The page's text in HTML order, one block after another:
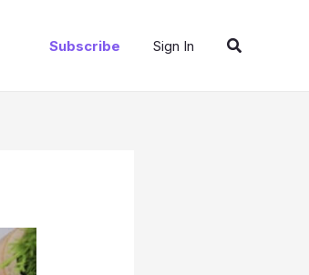
Subscribe Sign In Search